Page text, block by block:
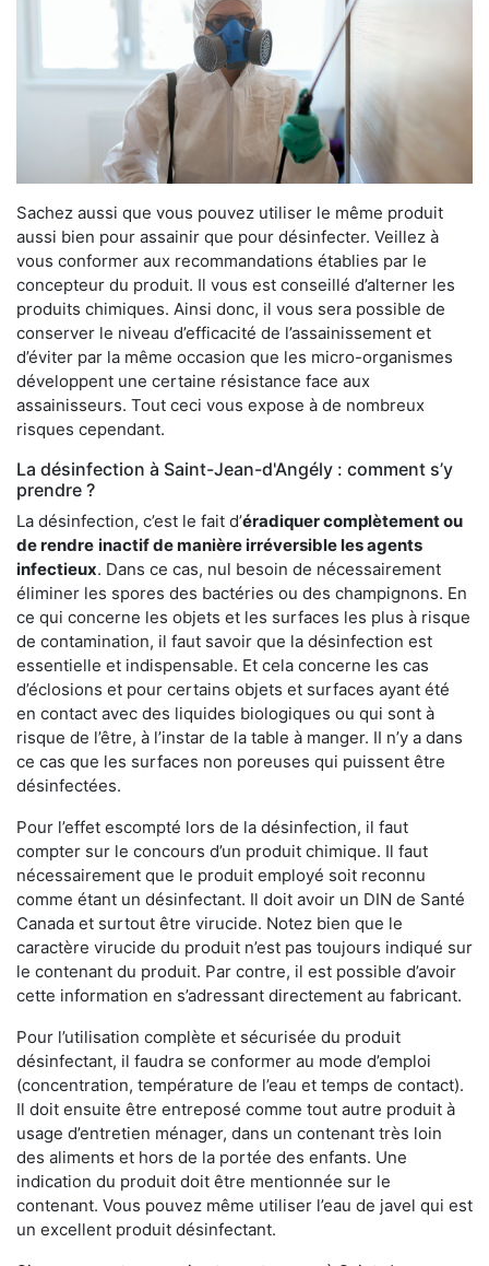
Sachez aussi que vous pouvez utiliser le même produit
aussi bien pour assainir que pour désinfecter. Veillez à
vous conformer aux recommandations établies par le
concepteur du produit. Il vous est conseillé d’alterner les
produits chimiques. Ainsi donc, il vous sera possible de
conserver le niveau d’efficacité de l’assainissement et
d’éviter par la même occasion que les micro-organismes
développent une certaine résistance face aux
assainisseurs. Tout ceci vous expose à de nombreux
risques cependant.
La désinfection à Saint-Jean-d'Angély : comment s’y
prendre ?
La désinfection, c’est le fait d’éradiquer complètement ou
de rendre inactif de manière irréversible les agents
infectieux. Dans ce cas, nul besoin de nécessairement
éliminer les spores des bactéries ou des champignons. En
ce qui concerne les objets et les surfaces les plus à risque
de contamination, il faut savoir que la désinfection est
essentielle et indispensable. Et cela concerne les cas
d’éclosions et pour certains objets et surfaces ayant été
en contact avec des liquides biologiques ou qui sont à
risque de l’être, à l’instar de la table à manger. II n’y a dans
ce cas que les surfaces non poreuses qui puissent être
désinfectées.
Pour l’effet escompté lors de la désinfection, il faut
compter sur le concours d’un produit chimique. Il faut
nécessairement que le produit employé soit reconnu
comme étant un désinfectant. Il doit avoir un DIN de Santé
Canada et surtout être virucide. Notez bien que le
caractère virucide du produit n’est pas toujours indiqué sur
le contenant du produit. Par contre, il est possible d’avoir
cette information en s’adressant directement au fabricant.
Pour l’utilisation complète et sécurisée du produit
désinfectant, il faudra se conformer au mode d’emploi
(concentration, température de l’eau et temps de contact).
Il doit ensuite être entreposé comme tout autre produit à
usage d’entretien ménager, dans un contenant très loin
des aliments et hors de la portée des enfants. Une
indication du produit doit être mentionnée sur le
contenant. Vous pouvez même utiliser l’eau de javel qui est
un excellent produit désinfectant.